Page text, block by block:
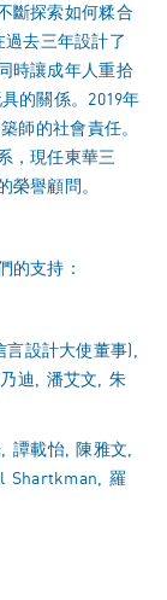
斷探索如何糅合
去三年設計了
時讓成年人重拾
的關係。2019年
師的社會責任。
，現任東華三
榮譽顧問。
的支持：
言設計大使董事),
迪, 潘艾文, 朱
譚載怡, 陳雅文,
Shartkman, 羅